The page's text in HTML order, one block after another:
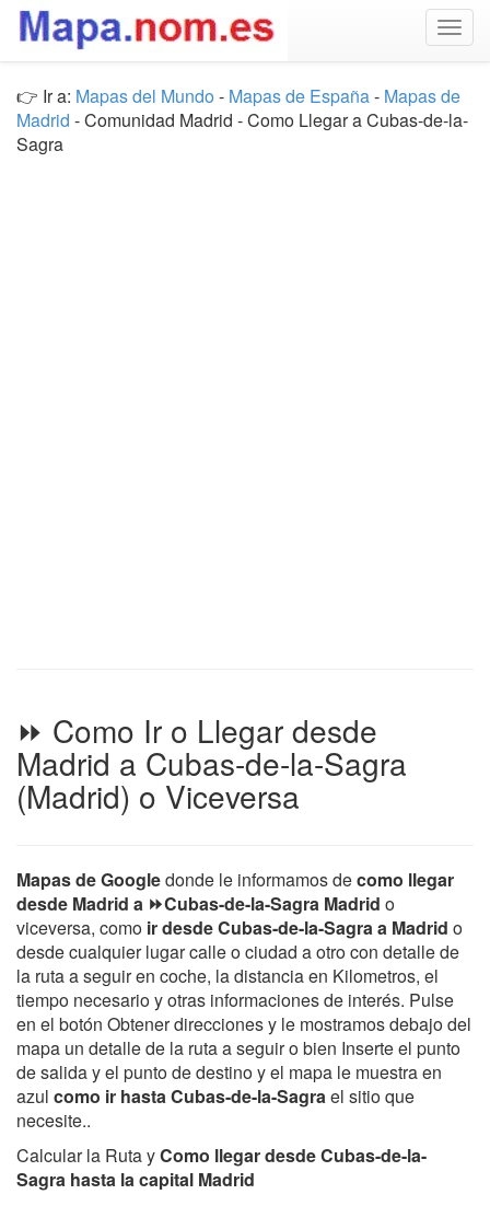
👉 Ir a: Mapas del Mundo - Mapas de España- Mapas de
Madrid - Comunidad Madrid - Como Llegar a Cubas-de-la-
Sagra
⏩ Como Ir o Llegar desde
Madrid a Cubas-de-la-Sagra
(Madrid) o Viceversa
Mapas de Googledonde le informamos decomo llegar
desde Madrid a ⏩Cubas-de-la-Sagra Madrid o
viceversa, como ir desde Cubas-de-la-Sagra a Madrid o
desde cualquier lugar calle o ciudad a otro con detalle de
la ruta a seguir en coche, la distancia en Kilometros, el
tiempo necesario y otras informaciones de interés. Pulse
en el botón Obtener direcciones y le mostramos debajo del
mapa un detalle de la ruta a seguir o bien Inserte el punto
de salida y el punto de destino y el mapa le muestra en
azul como ir hasta Cubas-de-la-Sagrael sitio que
necesite..
Calcular la Ruta yComo llegar desde Cubas-de-la-
Sagra hasta la capital Madrid